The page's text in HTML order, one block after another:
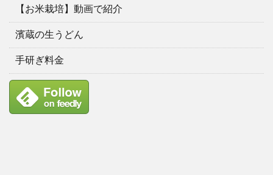
【お米栽培】動画で紹介
濱蔵の生うどん
手研ぎ料金